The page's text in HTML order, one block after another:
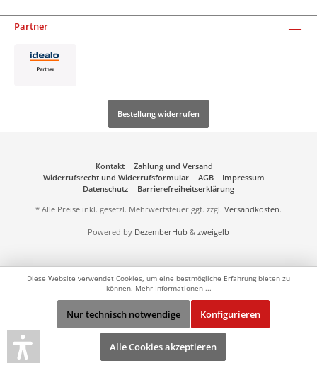
Partner
Bestellung widerrufen
Kontakt
Zahlung und Versand
Widerrufsrecht und Widerrufsformular
AGB
Impressum
Datenschutz
Barrierefreiheitserklärung
* Alle Preise inkl. gesetzl. Mehrwertsteuer ggf. zzgl. Versandkosten.
Powered by DezemberHub & zweigelb
Diese Website verwendet Cookies, um eine bestmögliche Erfahrung bieten zu
können. Mehr Informationen ...
Nur technisch notwendige Konfigurieren
Alle Cookies akzeptieren